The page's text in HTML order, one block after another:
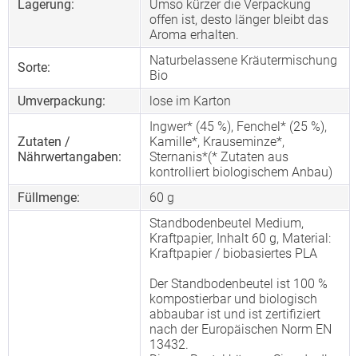
Lagerung:
Umso kürzer die Verpackung
offen ist, desto länger bleibt das
Aroma erhalten.
Sorte:
Naturbelassene Kräutermischung
Bio
Umverpackung:
lose im Karton
Zutaten /
Nährwertangaben:
Ingwer* (45 %), Fenchel* (25 %),
Kamille*, Krauseminze*,
Sternanis*(* Zutaten aus
kontrolliert biologischem Anbau)
Füllmenge:
60 g
Standbodenbeutel Medium,
Kraftpapier, Inhalt 60 g, Material:
Kraftpapier / biobasiertes PLA
Der Standbodenbeutel ist 100 %
kompostierbar und biologisch
abbaubar ist und ist zertifiziert
nach der Europäischen Norm EN
13432.